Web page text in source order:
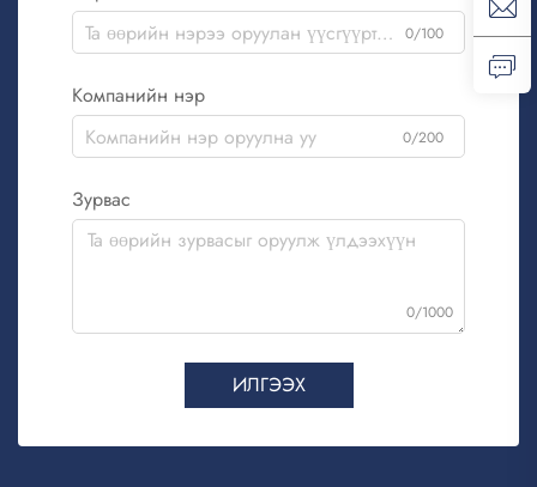
0/100
Компанийн нэр
0/200
Зурвас
0/1000
ИЛГЭЭХ